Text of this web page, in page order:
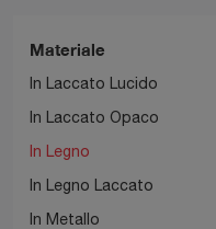
Materiale
In Laccato Lucido
In Laccato Opaco
In Legno
In Legno Laccato
In Metallo